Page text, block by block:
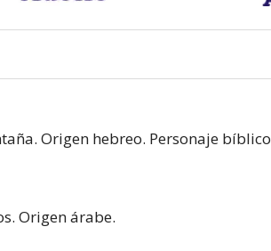
Origen hebreo. Personaje bíblico
Origen árabe.